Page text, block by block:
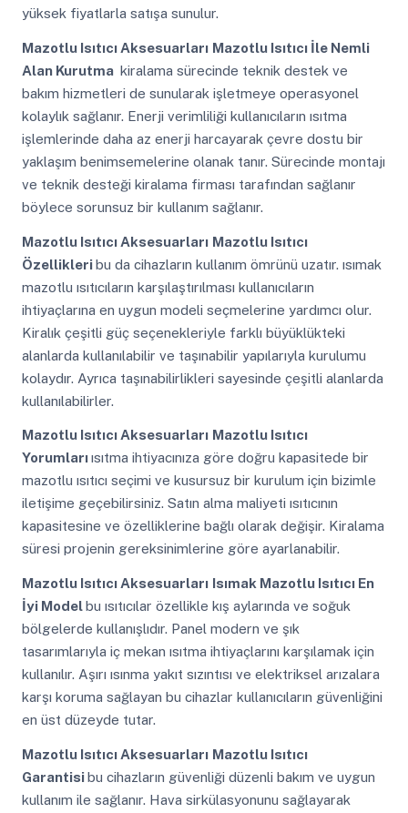
yüksek fiyatlarla satışa sunulur.
Mazotlu Isıtıcı Aksesuarları Mazotlu Isıtıcı İle Nemli
Alan Kurutma kiralama sürecinde teknik destek ve
bakım hizmetleri de sunularak işletmeye operasyonel
kolaylık sağlanır. Enerji verimliliği kullanıcıların ısıtma
işlemlerinde daha az enerji harcayarak çevre dostu bir
yaklaşım benimsemelerine olanak tanır. Sürecinde montajı
ve teknik desteği kiralama firması tarafından sağlanır
böylece sorunsuz bir kullanım sağlanır.
Mazotlu Isıtıcı Aksesuarları Mazotlu Isıtıcı
Özellikleribu da cihazların kullanım ömrünü uzatır. ısımak
mazotlu ısıtıcıların karşılaştırılması kullanıcıların
ihtiyaçlarına en uygun modeli seçmelerine yardımcı olur.
Kiralık çeşitli güç seçenekleriyle farklı büyüklükteki
alanlarda kullanılabilir ve taşınabilir yapılarıyla kurulumu
kolaydır. Ayrıca taşınabilirlikleri sayesinde çeşitli alanlarda
kullanılabilirler.
Mazotlu Isıtıcı Aksesuarları Mazotlu Isıtıcı
Yorumlarıısıtma ihtiyacınıza göre doğru kapasitede bir
mazotlu ısıtıcı seçimi ve kusursuz bir kurulum için bizimle
iletişime geçebilirsiniz. Satın alma maliyeti ısıtıcının
kapasitesine ve özelliklerine bağlı olarak değişir. Kiralama
süresi projenin gereksinimlerine göre ayarlanabilir.
Mazotlu Isıtıcı Aksesuarları Isımak Mazotlu Isıtıcı En
İyi Modelbu ısıtıcılar özellikle kış aylarında ve soğuk
bölgelerde kullanışlıdır. Panel modern ve şık
tasarımlarıyla iç mekan ısıtma ihtiyaçlarını karşılamak için
kullanılır. Aşırı ısınma yakıt sızıntısı ve elektriksel arızalara
karşı koruma sağlayan bu cihazlar kullanıcıların güvenliğini
en üst düzeyde tutar.
Mazotlu Isıtıcı Aksesuarları Mazotlu Isıtıcı
Garantisibu cihazların güvenliği düzenli bakım ve uygun
kullanım ile sağlanır. Hava sirkülasyonunu sağlayarak